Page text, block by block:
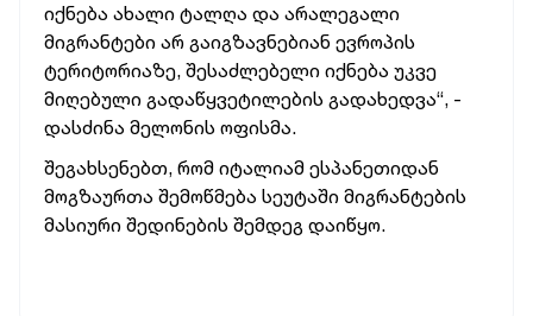
იქნება ახალი ტალღა და არალეგალი
მიგრანტები არ გაიგზავნებიან ევროპის
ტერიტორიაზე, შესაძლებელი იქნება უკვე
მიღებული გადაწყვეტილების გადახედვა“, -
დასძინა მელონის ოფისმა.
შეგახსენებთ, რომ იტალიამ ესპანეთიდან
მოგზაურთა შემოწმება სეუტაში მიგრანტების
მასიური შედინების შემდეგ დაიწყო.